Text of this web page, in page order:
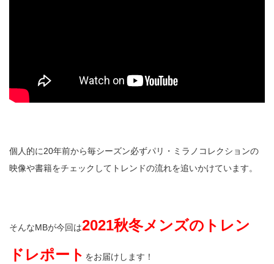
個人的に20年前から毎シーズン必ずパリ・ミラノコレクションの
映像や書籍をチェックしてトレンドの流れを追いかけています。
そんなMBが今回は2021秋冬メンズのトレン
ドレポート をお届けします！